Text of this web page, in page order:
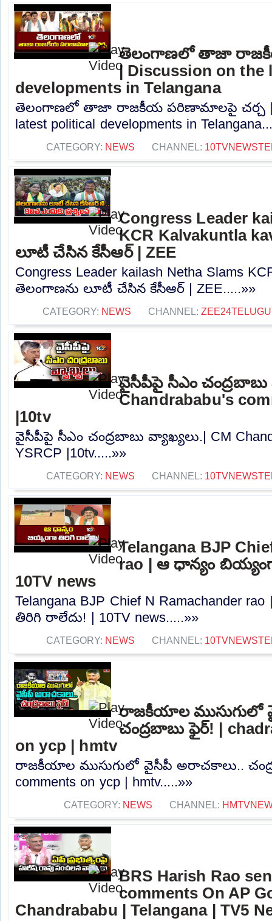
తెలంగాణలో తాజా
| Discussion on the
developments in Telangana
తెలంగాణలో తాజా రాజకీయ పరిణామాలపై చర్చ |
latest political developments in
CATEGORY: NEWS CHANNEL:
Congress Leader
KCR Kalvakuntla
లూటీ చేసిన కేసీఆర్ | ZEE
Congress Leader kailash Netha Slams
తెలంగాణను లూటీ చేసిన కేసీఆర్ | ZEE.....»»
CATEGORY: NEWS CHANNEL:
వైసీపీపై సీఎం చంద్రబాబు
Chandrababu's
|10tv
వైసీపీపై సీఎం చంద్రబాబు వ్యాఖ్యలు.| CM
YSRCP |10tv.....»»
CATEGORY: NEWS CHANNEL:
Telangana BJP
rao | ఆ ధాన్యం
10TV news
Telangana BJP Chief N Ramachander
తిరిగి రాలేదు! | 10TV news.....»»
CATEGORY: NEWS CHANNEL:
రాజకీయాల ముసుగులో
చంద్రబాబు ఫైర్! |
on ycp | hmtv
రాజకీయాల ముసుగులో వైసీపీ అరాచకాలు..
comments on ycp | hmtv.....»»
CATEGORY: NEWS CHANNEL:
BRS Harish Rao
comments On AP
Chandrababu | Telangana | TV5